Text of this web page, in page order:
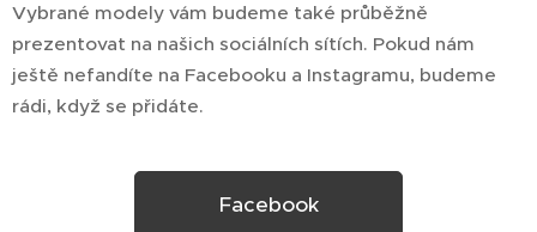
Vybrané modely vám budeme také průběžně
prezentovat na našich sociálních sítích. Pokud nám
ještě nefandíte na Facebooku a Instagramu, budeme
rádi, když se přidáte.
Facebook